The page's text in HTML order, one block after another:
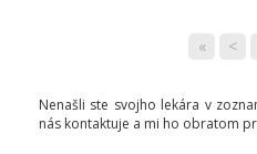
« <
Nenašli ste svojho lekára v
nás kontaktuje a mi ho obratom